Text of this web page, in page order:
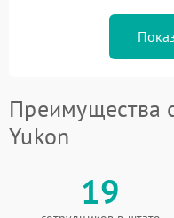
Преимущества
Yukon
19